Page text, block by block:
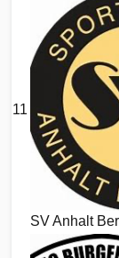
11
SV Anhalt